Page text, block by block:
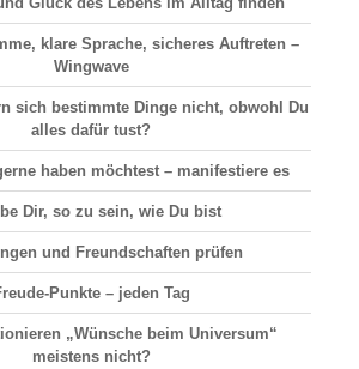
klare Sprache, sicheres Auftreten –
Wingwave
sich bestimmte Dinge nicht, obwohl Du
alles dafür tust?
haben möchtest – manifestiere es
Dir, so zu sein, wie Du bist
und Freundschaften prüfen
Punkte – jeden Tag
„Wünsche beim Universum“
meistens nicht?